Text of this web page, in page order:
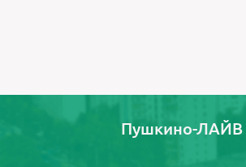
Пушкино-ЛАЙВ